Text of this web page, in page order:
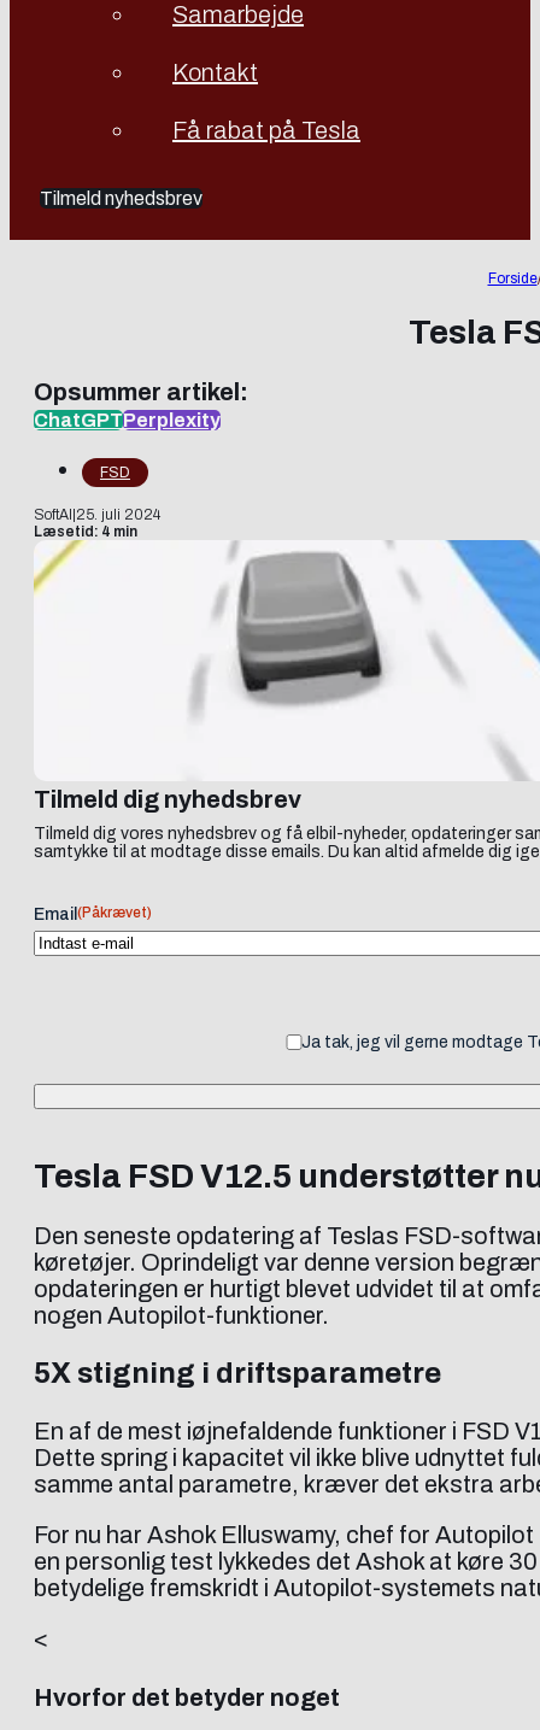
Samarbejde
Kontakt
Få rabat på Tesla
Tilmeld nyhedsbrev
Forside
Tesla
Opsummer artikel:
ChatGPTPerplexity
FSD
SoftAI 25. juli 2024
Læsetid: 4 min
Tilmeld dig nyhedsbrev
Tilmeld dig vores nyhedsbrev og få elbil-nyheder, opdateringer
samtykke til at modtage disse emails. Du kan altid afmelde dig
Email (Påkrævet)
Ja tak, jeg vil gerne modtage
Tesla FSD V12.5 understøtter
Den seneste opdatering af Teslas FSD-
køretøjer. Oprindeligt var denne version
opdateringen er hurtigt blevet udvidet til at
nogen Autopilot-funktioner.
5X stigning i driftsparametre
En af de mest iøjnefaldende funktioner i FSD
Dette spring i kapacitet vil ikke blive udnyttet
samme antal parametre, kræver det ekstra
For nu har Ashok Elluswamy, chef for
en personlig test lykkedes det Ashok at køre
betydelige fremskridt i Autopilot-systemets
<
Hvorfor det betyder noget